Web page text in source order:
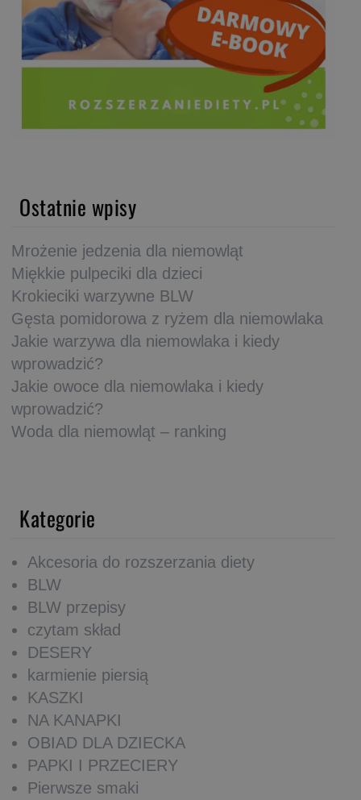
Ostatnie wpisy
Mrożenie jedzenia dla niemowląt
Miękkie pulpeciki dla dzieci
Krokieciki warzywne BLW
Gęsta pomidorowa z ryżem dla niemowlaka
Jakie warzywa dla niemowlaka i kiedy
wprowadzić?
Jakie owoce dla niemowlaka i kiedy
wprowadzić?
Woda dla niemowląt – ranking
Kategorie
Akcesoria do rozszerzania diety
BLW
BLW przepisy
czytam skład
DESERY
karmienie piersią
KASZKI
NA KANAPKI
OBIAD DLA DZIECKA
PAPKI I PRZECIERY
Pierwsze smaki